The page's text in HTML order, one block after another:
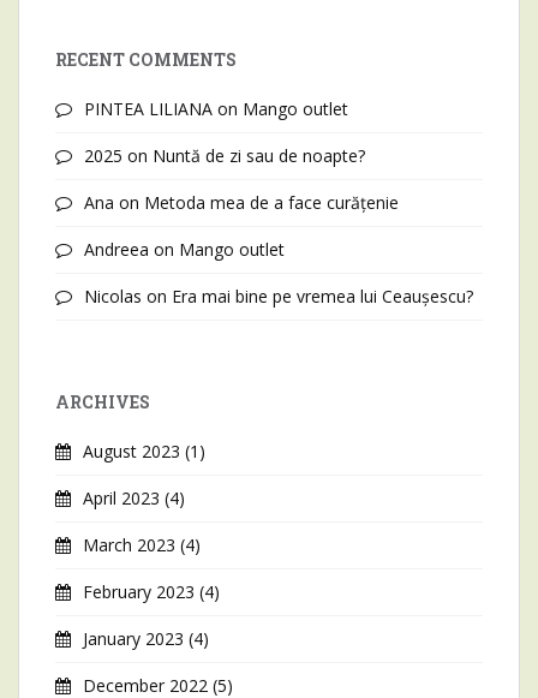
RECENT COMMENTS
PINTEA LILIANA on Mango outlet
2025 on Nuntă de zi sau de noapte?
Ana on Metoda mea de a face curățenie
Andreea on Mango outlet
Nicolas on Era mai bine pe vremea lui Ceaușescu?
ARCHIVES
August 2023 (1)
April 2023 (4)
March 2023 (4)
February 2023 (4)
January 2023 (4)
December 2022 (5)